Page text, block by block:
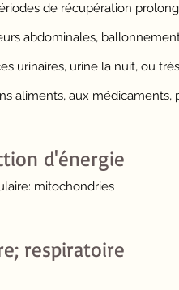
de récupération
abdominales,
urinaires, urine la nuit, ou
aliments, aux médicaments,
d'énergie
mitochondries
respiratoire